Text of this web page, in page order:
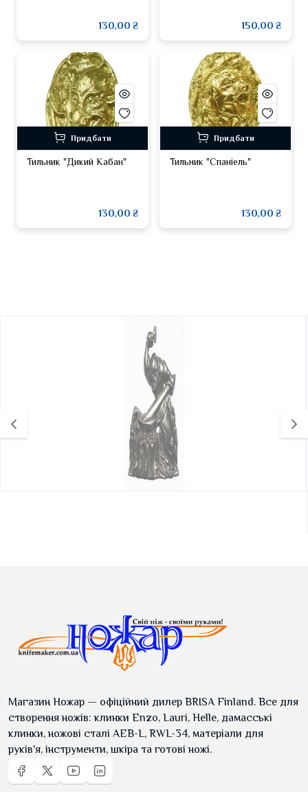
130,00 ₴ 150,00 ₴
Придбати
Тильник "Дикий Кабан"
130,00 ₴
Придбати
Тильник "Спаніель"
130,00 ₴
Магазин Ножар — офіційний дилер BRISA Finland. Все для
створення ножів: клинки Enzo, Lauri, Helle, дамасські
клинки, ножові сталі AEB-L, RWL-34, матеріали для
руків'я, інструменти, шкіра та готові ножі.